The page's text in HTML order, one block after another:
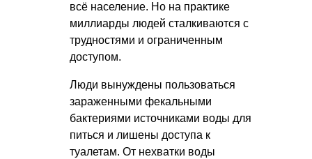
всё население. Но на практике
миллиарды людей сталкиваются с
трудностями и ограниченным
доступом.
Люди вынуждены пользоваться
зараженными фекальными
бактериями источниками воды для
питься и лишены доступа к
туалетам. От нехватки воды